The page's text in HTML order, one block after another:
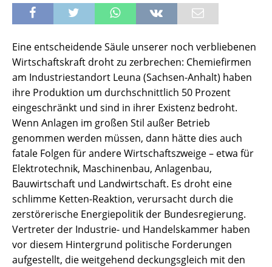
Eine entscheidende Säule unserer noch verbliebenen
Wirtschaftskraft droht zu zerbrechen: Chemiefirmen
am Industriestandort Leuna (Sachsen-Anhalt) haben
ihre Produktion um durchschnittlich 50 Prozent
eingeschränkt und sind in ihrer Existenz bedroht.
Wenn Anlagen im großen Stil außer Betrieb
genommen werden müssen, dann hätte dies auch
fatale Folgen für andere Wirtschaftszweige – etwa für
Elektrotechnik, Maschinenbau, Anlagenbau,
Bauwirtschaft und Landwirtschaft. Es droht eine
schlimme Ketten-Reaktion, verursacht durch die
zerstörerische Energiepolitik der Bundesregierung.
Vertreter der Industrie- und Handelskammer haben
vor diesem Hintergrund politische Forderungen
aufgestellt, die weitgehend deckungsgleich mit den